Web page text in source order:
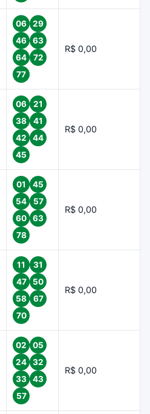
06
29
46
63
64
72
77
R$ 0,00
06
21
38
41
42
44
45
R$ 0,00
01
45
54
57
60
63
78
R$ 0,00
11
31
47
50
58
67
70
R$ 0,00
02
05
24
32
33
43
57
R$ 0,00